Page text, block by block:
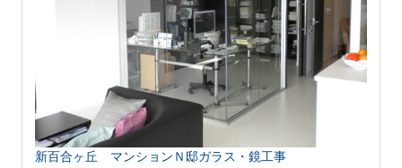
新百合ヶ丘 マンションＮ邸ガラス・鏡工事